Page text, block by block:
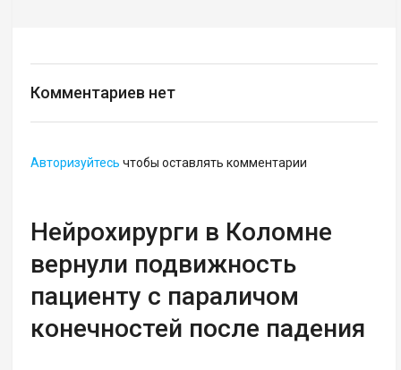
Комментариев нет
Авторизуйтесь чтобы оставлять комментарии
Нейрохирурги в Коломне
вернули подвижность
пациенту с параличом
конечностей после падения